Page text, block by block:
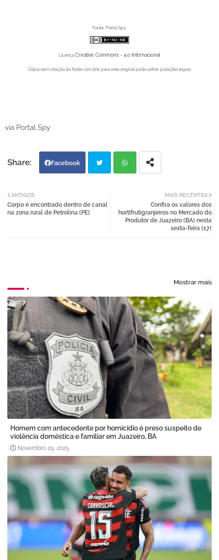
Fonte: Portal Spy
Licença Creative Commons - 4.0 Internacional
Cópia sem citação da fonte com link para este original pode sofrer punições legais.
via Portal Spy
Facebook
tter
MAIS RECENTES
Confira os valores dos
hortifrutigranjeiros no Mercado do
Produtor de Juazeiro (BA) nesta
sexta-feira (17)
ANTIGOS
Corpo é encontrado dentro de canal
na zona rural de Petrolina (PE)
Mostrar mais
Homem com antecedente por homicídio é preso suspeito de
violência doméstica e familiar em Juazeiro, BA
Novembro 29, 2025